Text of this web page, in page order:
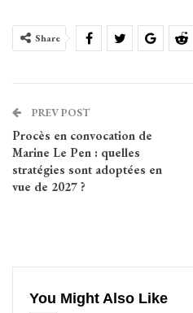
Share
PREV POST
Procès en convocation de
Marine Le Pen : quelles
stratégies sont adoptées en
vue de 2027 ?
You Might Also Like